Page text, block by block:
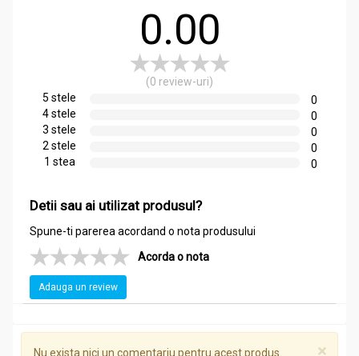
0.00
(0 review-uri)
5 stele
0
4 stele
0
3 stele
0
2 stele
0
1 stea
0
Detii sau ai utilizat produsul?
Spune-ti parerea acordand o nota produsului
Acorda o nota
Adauga un review
×
Nu exista nici un comentariu pentru acest produs.